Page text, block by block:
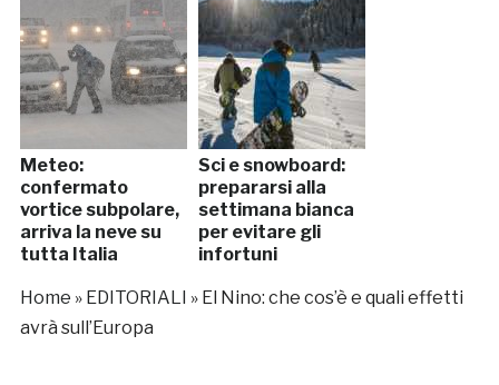
Meteo:
confermato
vortice subpolare,
arriva la neve su
tutta Italia
Sci e snowboard:
prepararsi alla
settimana bianca
per evitare gli
infortuni
Home » EDITORIALI » El Nino: che cos’è e quali effetti
avrà sull’Europa